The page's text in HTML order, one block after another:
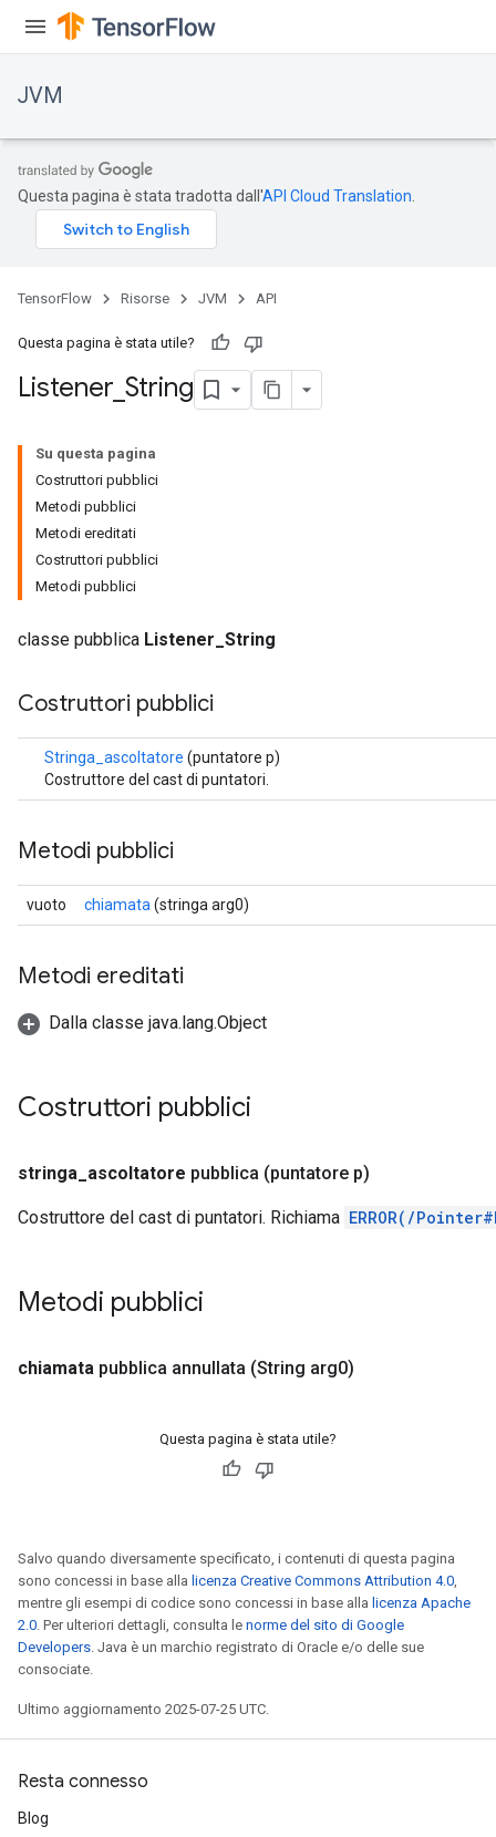
JVM
Questa pagina è stata tradotta dall'API Cloud Translation
TensorFlow Risorse JVM API
Questa pagina è stata utile?
Listener String
Su questa pagina
Costruttori pubblici
Metodi pubblici
Metodi ereditati
Costruttori pubblici
Metodi pubblici
classe pubblica Listener_String
Costruttori pubblici
Stringa_ascoltatore (puntatore p)
Costruttore del cast di puntatori.
Metodi pubblici
vuoto chiamata (stringa arg0)
Metodi ereditati
Dalla classe java.lang.Object
Costruttori pubblici
stringa ascoltatore pubblica (puntatore p)
Costruttore del cast di puntatori. Richiama ERROR(/
Metodi pubblici
chiamata pubblica annullata (String arg0)
Questa pagina è stata utile?
Salvo quando diversamente specificato, i contenuti di questa pagina
sono concessi in base alla licenza Creative Commons Attribution 4.0,
mentre gli esempi di codice sono concessi in base alla licenza Apache
2.0. Per ulteriori dettagli, consulta le norme del sito di Google
Developers. Java è un marchio registrato di Oracle e/o delle sue
consociate.
Ultimo aggiornamento 2025-07-25 UTC.
Resta connesso
Blog